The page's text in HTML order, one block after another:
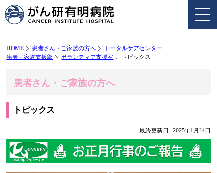
HOME 患者さん・ご家族の方へ
トータルケアセンター
患者・家族支援部
ボランティア支援室 トピックス
患者さん・ご家族の方へ
トピックス
最終更新日 : 2025年1月24日